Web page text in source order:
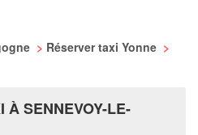
> Réserver taxi Yonne >
À SENNEVOY-LE-